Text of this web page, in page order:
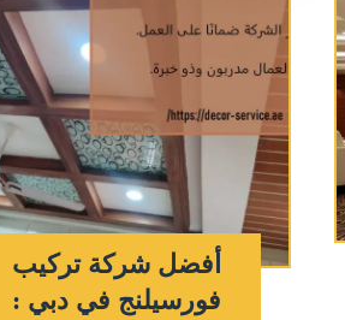
أفضل شركة تركيب
فورسيلنج في دبي :